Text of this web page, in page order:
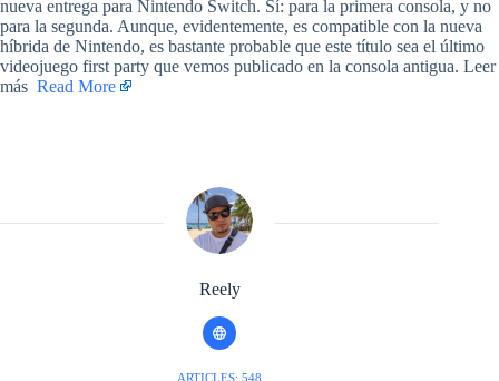
nueva entrega para Nintendo Switch. Sí: para la primera consola, y no
para la segunda. Aunque, evidentemente, es compatible con la nueva
híbrida de Nintendo, es bastante probable que este título sea el último
videojuego first party que vemos publicado en la consola antigua. Leer
más ​ Read More
Reely
ARTICLES: 548